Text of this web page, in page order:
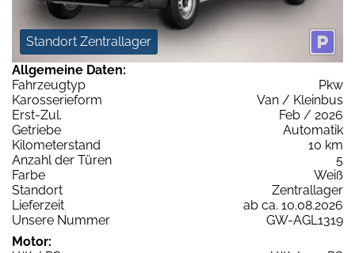
Standort Zentrallager
Allgemeine Daten:
Fahrzeugtyp
Pkw
Karosserieform
Van / Kleinbus
Erst-Zul.
Feb / 2026
Getriebe
Automatik
Kilometerstand
10 km
Anzahl der Türen
5
Farbe
Weiß
Standort
Zentrallager
Lieferzeit
ab ca. 10.08.2026
Unsere Nummer
GW-AGL1319
Motor: